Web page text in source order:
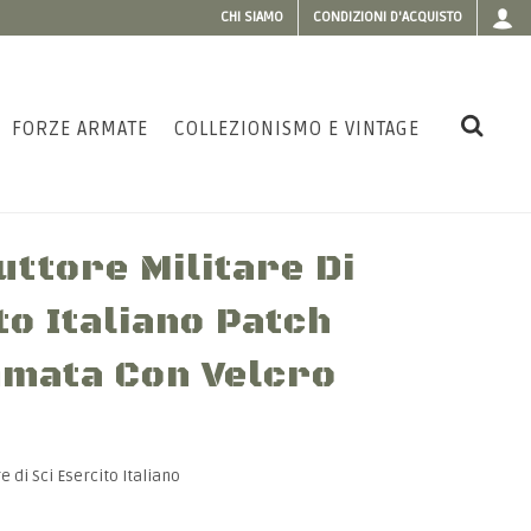
CHI SIAMO CONDIZIONI D'ACQUISTO
FORZE ARMATE COLLEZIONISMO E VINTAGE
Militare Di
Italiano Patch
Con Velcro
di Sci Esercito Italiano